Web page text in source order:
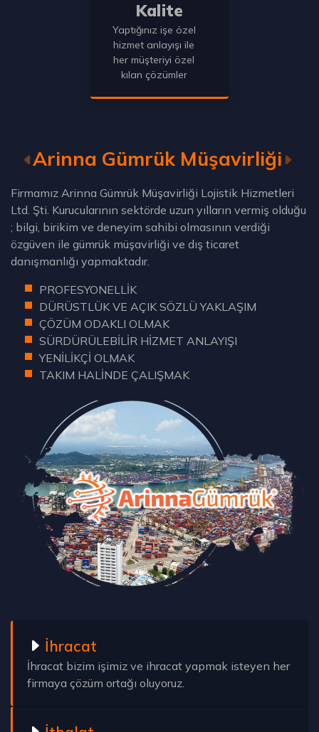
Kalite
Yaptığınız işe özel
hizmet anlayışı ile
her müşteriyi özel
kılan çözümler
Arinna Gümrük Müşavirliği
Firmamız Arinna Gümrük Müşavirliği Lojistik Hizmetleri
Ltd. Şti. Kurucularının sektörde uzun yılların vermiş olduğu
; bilgi, birikim ve deneyim sahibi olmasının verdiği
özgüven ile gümrük müşavirliği ve dış ticaret
danışmanlığı yapmaktadır.
PROFESYONELLİK
DÜRÜSTLÜK VE AÇIK SÖZLÜ YAKLAŞIM
ÇÖZÜM ODAKLI OLMAK
SÜRDÜRÜLEBİLİR HİZMET ANLAYIŞI
YENİLİKÇİ OLMAK
TAKIM HALİNDE ÇALIŞMAK
İhracat
İhracat bizim işimiz ve ihracat yapmak isteyen her
firmaya çözüm ortağı oluyoruz.